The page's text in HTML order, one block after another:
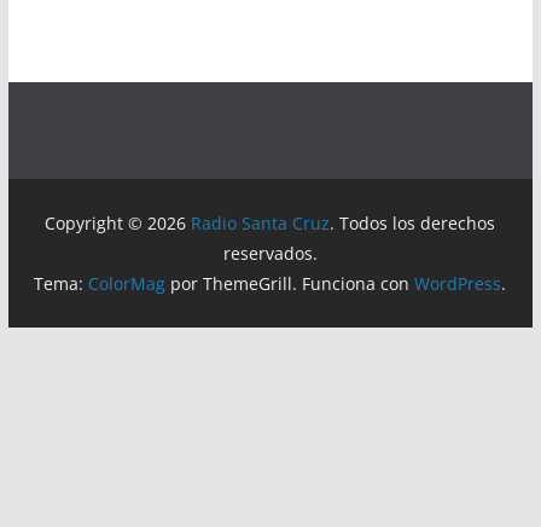
Copyright © 2026 Radio Santa Cruz. Todos los derechos
reservados.
Tema: ColorMag por ThemeGrill. Funciona conWordPress.